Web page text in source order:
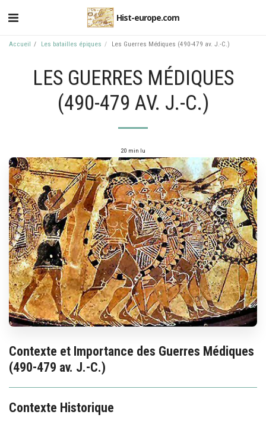
Hist-europe.com
Accueil Les batailles épiques Les Guerres Médiques (490-479 av. J.-C.)
LES GUERRES MÉDIQUES
(490-479 AV. J.-C.)
20 min lu
Contexte et Importance des Guerres Médiques
(490-479 av. J.-C.)
Contexte Historique